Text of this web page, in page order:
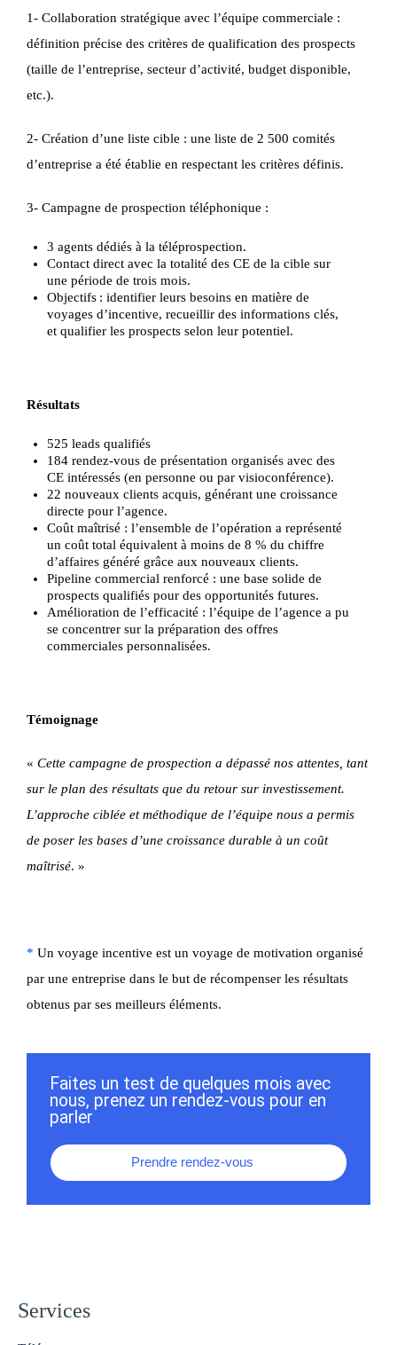
1- Collaboration stratégique avec l’équipe commerciale :
définition précise des critères de qualification des prospects
(taille de l’entreprise, secteur d’activité, budget disponible,
etc.).
2- Création d’une liste cible : une liste de 2 500 comités
d’entreprise a été établie en respectant les critères définis.
3- Campagne de prospection téléphonique :
3 agents dédiés à la téléprospection.
Contact direct avec la totalité des CE de la cible sur
une période de trois mois.
Objectifs : identifier leurs besoins en matière de
voyages d’incentive, recueillir des informations clés,
et qualifier les prospects selon leur potentiel.
Résultats
525 leads qualifiés
184 rendez-vous de présentation organisés avec des
CE intéressés (en personne ou par visioconférence).
22 nouveaux clients acquis, générant une croissance
directe pour l’agence.
Coût maîtrisé : l’ensemble de l’opération a représenté
un coût total équivalent à moins de 8 % du chiffre
d’affaires généré grâce aux nouveaux clients.
Pipeline commercial renforcé : une base solide de
prospects qualifiés pour des opportunités futures.
Amélioration de l’efficacité : l’équipe de l’agence a pu
se concentrer sur la préparation des offres
commerciales personnalisées.
Témoignage
« Cette campagne de prospection a dépassé nos attentes, tant
sur le plan des résultats que du retour sur investissement.
L’approche ciblée et méthodique de l’équipe nous a permis
de poser les bases d’une croissance durable à un coût
maîtrisé. »
* Un voyage incentive est un voyage de motivation organisé
par une entreprise dans le but de récompenser les résultats
obtenus par ses meilleurs éléments.
Faites un test de quelques mois avec
nous, prenez un rendez-vous pour en
parler
Prendre rendez-vous
Services